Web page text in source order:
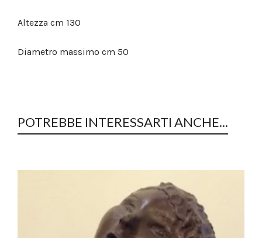
Altezza cm 130
Diametro massimo cm 50
POTREBBE INTERESSARTI ANCHE...